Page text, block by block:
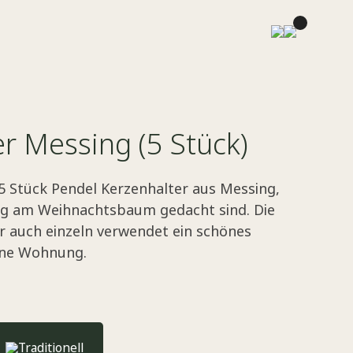
Messing (5 Stück)
Stück Pendel Kerzenhalter aus Messing,
am Weihnachtsbaum gedacht sind. Die
auch einzeln verwendet ein schönes
Wohnung.
Traditionell